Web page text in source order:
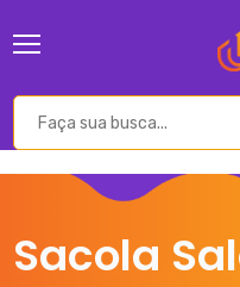
Sacola